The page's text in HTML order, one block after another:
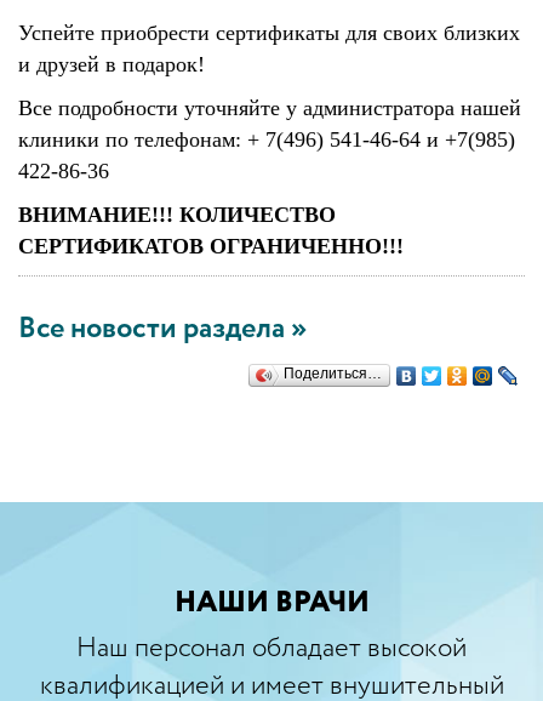
Успейте приобрести сертификаты для своих близких
и друзей в подарок!
Все подробности уточняйте у администратора нашей
клиники по телефонам: + 7(496) 541-46-64 и +7(985)
422-86-36
ВНИМАНИЕ!!! КОЛИЧЕСТВО
СЕРТИФИКАТОВ ОГРАНИЧЕННО!!!
Все новости раздела »
Поделиться…
НАШИ ВРАЧИ
Наш персонал обладает высокой
квалификацией и имеет внушительный